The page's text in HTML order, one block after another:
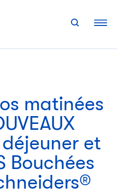
matinées
et
Bouchées